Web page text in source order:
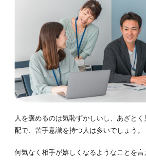
人を褒めるのは気恥ずかしいし、あざと
配で、苦手意識を持つ人は多いでしょう。
何気なく相手が嬉しくなるようなことを